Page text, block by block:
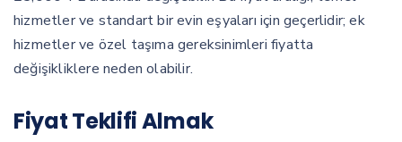
hizmetler ve standart bir evin eşyaları için geçerlidir; ek
hizmetler ve özel taşıma gereksinimleri fiyatta
değişikliklere neden olabilir.
Fiyat Teklifi Almak